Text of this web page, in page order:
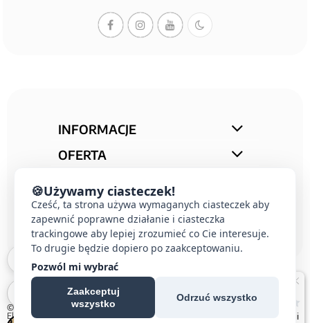
INFORMACJE
OFERTA
KONTAKT
© 2026 E-DOMUS |Kontakt Simon
Electric|
| All rights reserved
🍪Używamy ciasteczek!
Cześć, ta strona używa wymaganych ciasteczek aby
zapewnić poprawne działanie i ciasteczka
trackingowe aby lepiej zrozumieć co Cie interesuje.
To drugie będzie dopiero po zaakceptowaniu.
Pozwól mi wybrać
Zaakceptuj
wszystko
Odrzuć wszystko